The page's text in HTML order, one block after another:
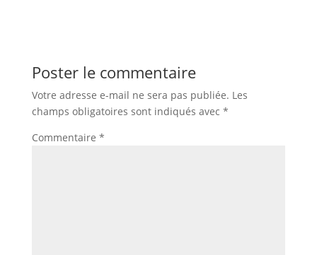
Poster le commentaire
Votre adresse e-mail ne sera pas publiée. Les
champs obligatoires sont indiqués avec *
Commentaire *